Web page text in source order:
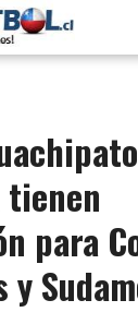
tienen
para